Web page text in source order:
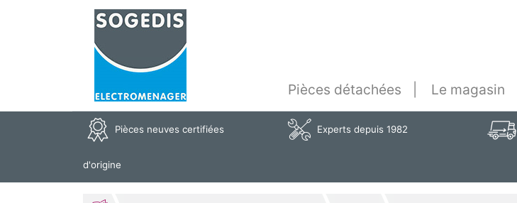
Pièces détachées Le magasin
Pièces neuves certifiées
d'origine
Experts depuis 1982